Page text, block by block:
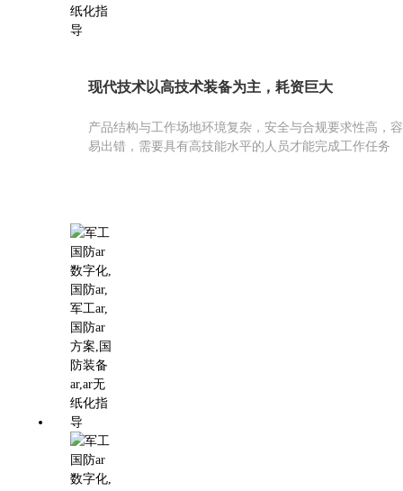
现代技术以高技术装备为主，耗资巨大
产品结构与工作场地环境复杂，安全与合规要求性高，容
易出错，需要具有高技能水平的人员才能完成工作任务